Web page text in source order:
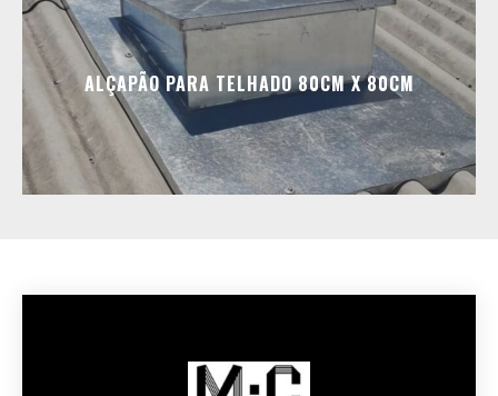
ALÇAPÃO PARA TELHADO 80CM X 80CM